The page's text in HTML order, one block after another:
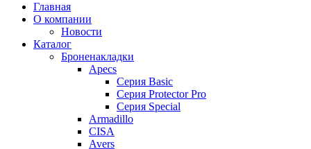
Главная
О компании
Новости
Каталог
Броненакладки
Apecs
Серия Basic
Серия Protector Pro
Серия Special
Armadillo
CISA
Avers